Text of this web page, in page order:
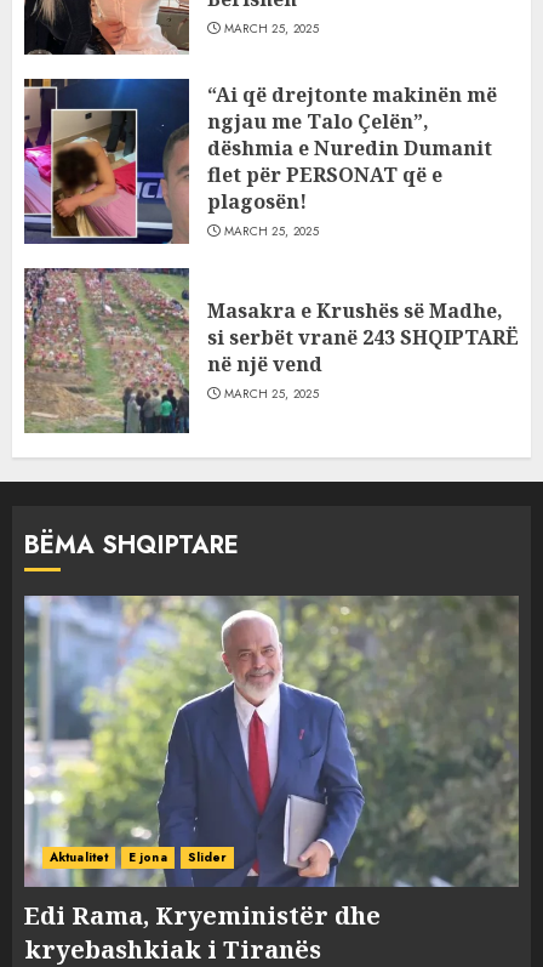
MARCH 25, 2025
“Ai që drejtonte makinën më
ngjau me Talo Çelën”,
dëshmia e Nuredin Dumanit
flet për PERSONAT që e
plagosën!
MARCH 25, 2025
Masakra e Krushës së Madhe,
si serbët vranë 243 SHQIPTARË
në një vend
MARCH 25, 2025
BËMA SHQIPTARE
Aktualitet E jona Slider
Edi Rama, Kryeministër dhe
kryebashkiak i Tiranës